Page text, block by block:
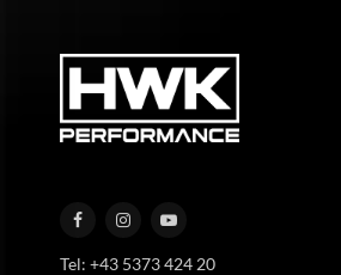
Tel: +43 5373 424 20